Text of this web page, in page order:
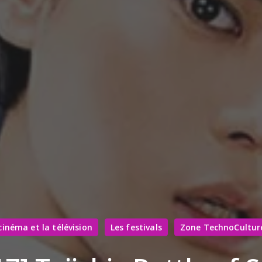
et la télévision Les festivals Zone